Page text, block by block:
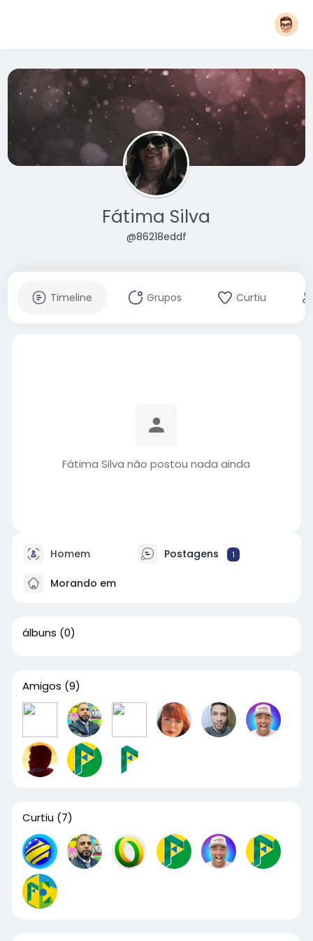
Fátima Silva
@86218eddf
Timeline Grupos Curtiu
Fátima Silva não postou nada ainda
Homem Postagens 1
Morando em
álbuns (0)
Amigos (9)
Curtiu (7)